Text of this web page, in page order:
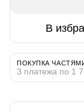
В
ПОКУПКА
3 платежа по 1